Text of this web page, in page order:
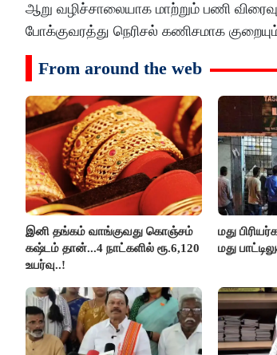
ஆறு வழிச்சாலையாக மாற்றும் பணி
போக்குவரத்து நெரிசல் கணிசமாக
From around the web
இனி தங்கம் வாங்குவது கொஞ்சம்
கஷ்டம் தான்...4 நாட்களில் ரூ.6,120
உயர்வு..!
மது
மது